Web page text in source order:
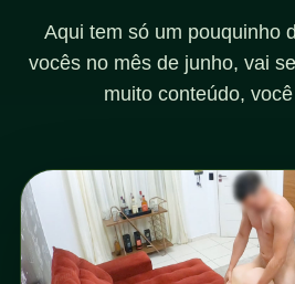
Aqui tem só um pouquinho
vocês no mês de junho, vai
muito conteúdo,